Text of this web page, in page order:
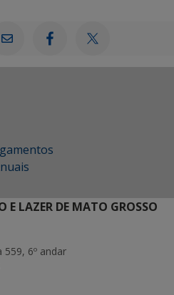
E LAZER DE MATO GROSSO
559, 6º andar